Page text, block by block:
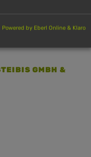
GMBH &
Powered by Eberl Online & Klaro